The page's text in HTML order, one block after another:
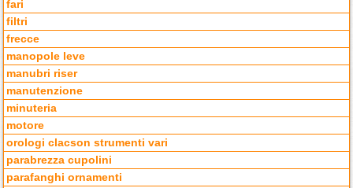
fari
filtri
frecce
manopole leve
manubri riser
manutenzione
minuteria
motore
orologi clacson strumenti vari
parabrezza cupolini
parafanghi ornamenti